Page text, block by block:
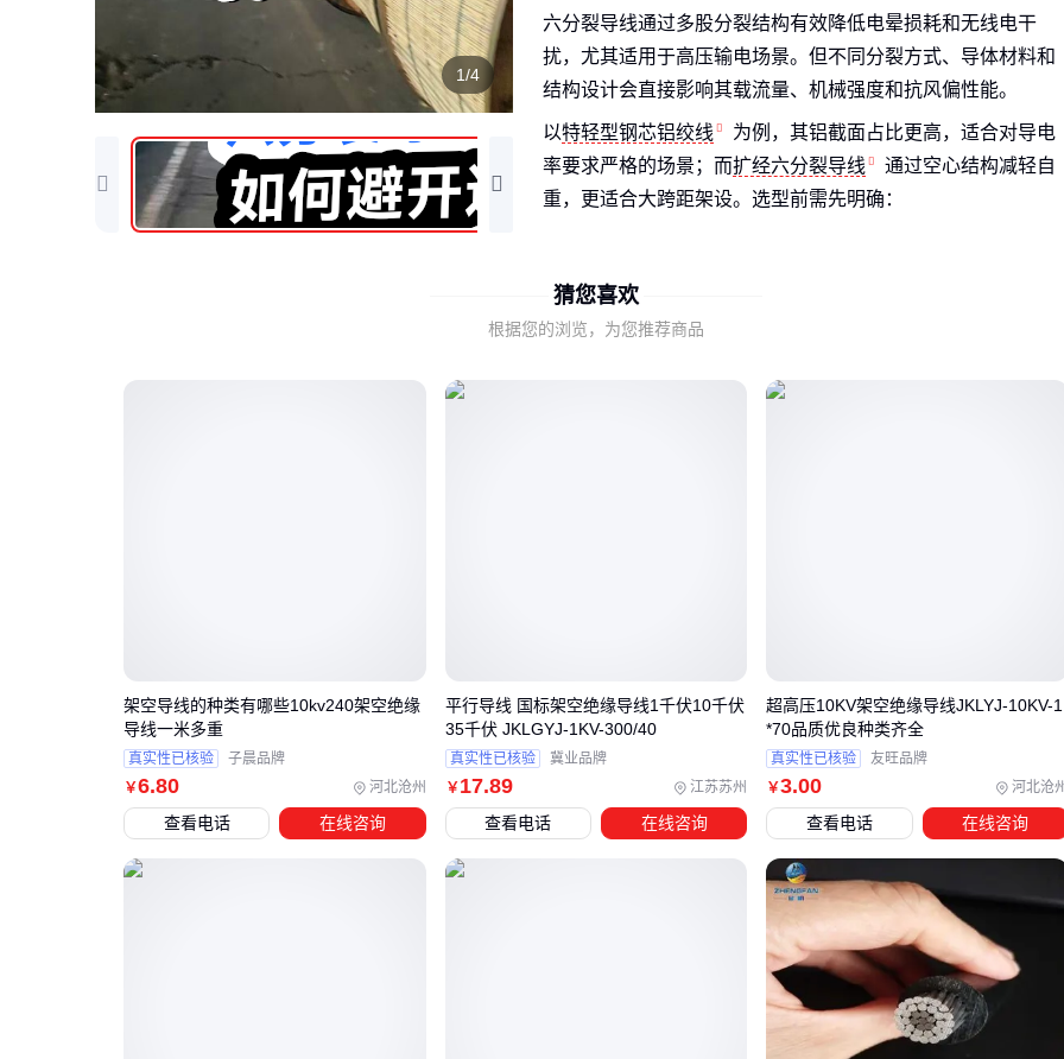
1/4
六分裂导线通过多股分裂结构有效降低电晕损耗和无线电干
扰，尤其适用于高压输电场景。但不同分裂方式、导体材料和
结构设计会直接影响其载流量、机械强度和抗风偏性能。
以特轻型钢芯铝绞线
为例，其铝截面占比更高，适合对导电
率要求严格的场景；而扩经六分裂导线
通过空心结构减轻自
重，更适合大跨距架设。选型前需先明确：
线路环境的风荷载和覆冰风险
对电晕效应抑制的优先级
指标可能导致整体方案失衡。
表面处理工艺对长期可靠性影响显著。光滑型导线更耐污闪，
但扩经型在潮湿环境中能更快排水。选型时要结合当地气候特
点和维护周期综合考量。
三、六分裂导线的选型策略：如何根据场景匹配最佳方
六分裂导线的选型核心在于匹配实际应用场景的电流负荷和环
高负荷输电场景：需要优先考虑导线的载流量和耐高温性
能，此时六分裂结构的分流优势明显
猜您喜欢
根据您的浏览，为您推荐商品
￥6.80 河北沧州
架空导线的种类有哪些10kv240架空绝缘
导线一米多重
真实性已核验 子晨品牌
查看电话 在线咨询
￥ 17.89 江苏苏州
平行导线 国标架空绝缘导线1千伏10千伏
35千伏 JKLGYJ-1KV-300/40
真实性已核验 冀业品牌
查看电话 在线咨询
￥3.00 河北沧
超高压10KV架空绝缘导线JKLYJ-10KV-1
*70品质优良种类齐全
真实性已核验 友旺品牌
查看电话 在线咨询